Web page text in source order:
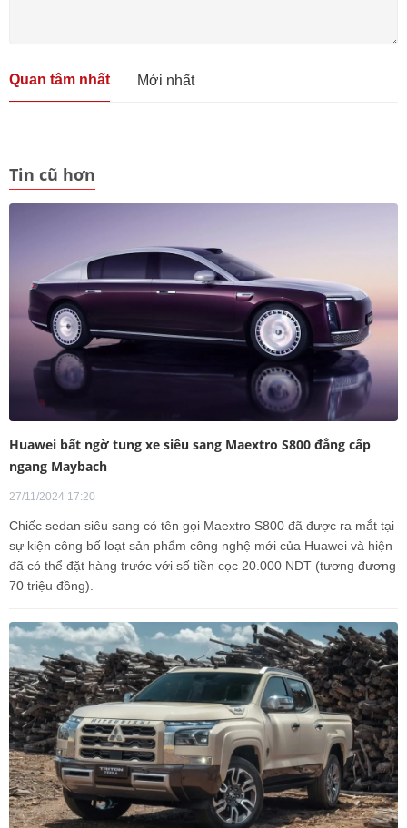
Quan tâm nhất Mới nhất
Tin cũ hơn
Huawei bất ngờ tung xe siêu sang Maextro S800 đẳng cấp
ngang Maybach
27/11/2024 17:20
Chiếc sedan siêu sang có tên gọi Maextro S800 đã được ra mắt tại
sự kiện công bố loạt sản phẩm công nghệ mới của Huawei và hiện
đã có thể đặt hàng trước với số tiền cọc 20.000 NDT (tương đương
70 triệu đồng).